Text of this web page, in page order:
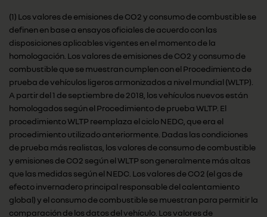
(1) Los valores de emisiones de CO2 y consumo de combustible se
definen en base a ensayos oficiales de acuerdo con las
disposiciones aplicables vigentes en el momento de la
homologación. Los valores de emisiones de CO2 y consumo de
combustible que se muestran cumplen con el Procedimiento de
prueba de vehículos ligeros armonizados a nivel mundial (WLTP).
A partir del 1 de septiembre de 2018, los vehículos nuevos están
homologados según el Procedimiento de prueba WLTP. El
procedimiento WLTP reemplaza el ciclo NEDC, que era el
procedimiento utilizado anteriormente. Dadas las condiciones
de prueba más realistas, los valores de consumo de combustible
y emisiones de CO2 según el WLTP son generalmente más altas
que las medidas según el NEDC. Los valores de CO2 (el gas de
efecto invernadero principal responsable del calentamiento
global) y el consumo de combustible se muestran para permitir la
comparación de los datos del vehículo. Los valores de